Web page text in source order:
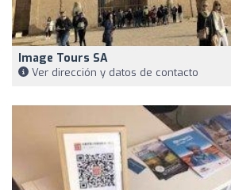
Image Tours SA
Ver dirección y datos de contacto